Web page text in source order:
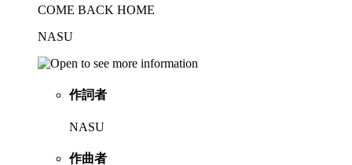
COME BACK HOME
NASU
作詞者
NASU
作曲者